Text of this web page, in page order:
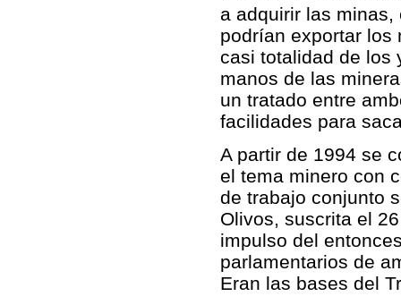
a adquirir las
podrían exportar los
casi totalidad de los
manos de las
un tratado entre
facilidades para
A partir de 1994 se
el tema minero con
de trabajo conjunto
Olivos, suscrita el
impulso del
parlamentarios de
Eran las bases del